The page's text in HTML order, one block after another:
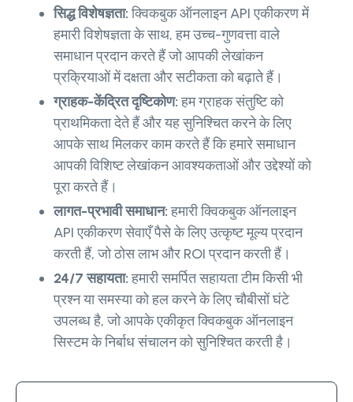
सिद्ध विशेषज्ञता:क्विकबुक ऑनलाइन API एकीकरण में
हमारी विशेषज्ञता के साथ, हम उच्च-गुणवत्ता वाले
समाधान प्रदान करते हैं जो आपकी लेखांकन
प्रक्रियाओं में दक्षता और सटीकता को बढ़ाते हैं।
ग्राहक-केंद्रित दृष्टिकोण:हम ग्राहक संतुष्टि को
प्राथमिकता देते हैं और यह सुनिश्चित करने के लिए
आपके साथ मिलकर काम करते हैं कि हमारे समाधान
आपकी विशिष्ट लेखांकन आवश्यकताओं और उद्देश्यों को
पूरा करते हैं।
लागत-प्रभावी समाधान:हमारी क्विकबुक ऑनलाइन
API एकीकरण सेवाएँ पैसे के लिए उत्कृष्ट मूल्य प्रदान
करती हैं, जो ठोस लाभ और ROI प्रदान करती हैं।
24/7 सहायता:हमारी समर्पित सहायता टीम किसी भी
प्रश्न या समस्या को हल करने के लिए चौबीसों घंटे
उपलब्ध है, जो आपके एकीकृत क्विकबुक ऑनलाइन
सिस्टम के निर्बाध संचालन को सुनिश्चित करती है।